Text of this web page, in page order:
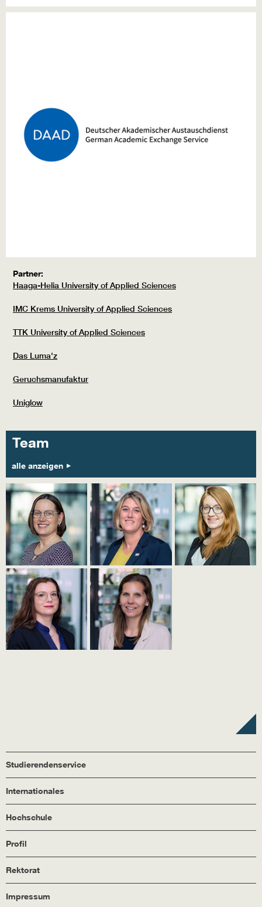
Partner:
Haaga-Helia University of Applied Sciences
IMC Krems University of Applied Sciences
TTK University of Applied Sciences
Das Luma'z
Geruchsmanufaktur
Uniglow
Team
alle anzeigen
Studierendenservice
Internationales
Hochschule
Profil
Rektorat
Impressum